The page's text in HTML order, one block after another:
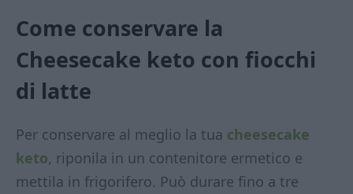
Come conservare la
Cheesecake keto con fiocchi
di latte
Per conservare al meglio la tua cheesecake
keto, riponila in un contenitore ermetico e
mettila in frigorifero. Può durare fino a tre